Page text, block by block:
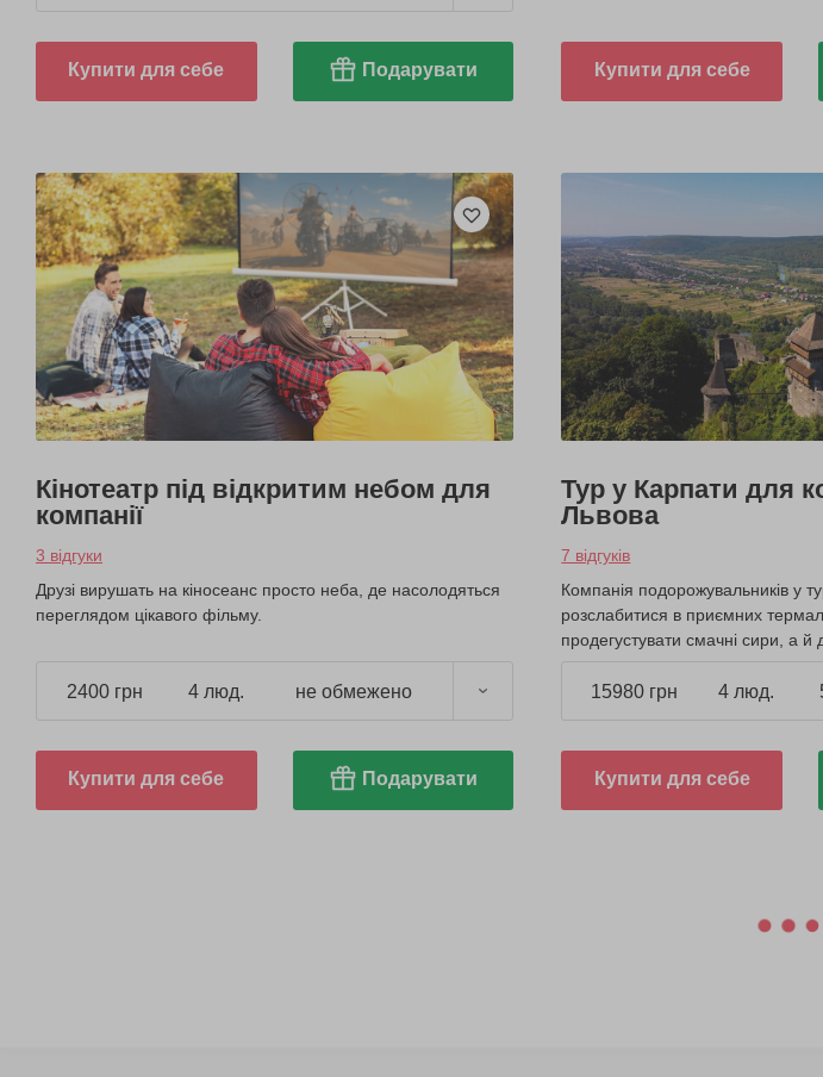
Купити для себе Подарувати Купити для себе
Кінотеатр під відкритим небом для
компанії
3 відгуки
Друзі вирушать на кіносеанс просто неба, де насолодяться
переглядом цікавого фільму.
2400 грн 4 люд. не обмежено
Купити для себе Подарувати
Тур у Карпати для
Львова
7 відгуків
Компанія подорожувальників у
розслабитися в приємних
продегустувати смачні сири, а й
15980 грн 4 люд.
Купити для себе